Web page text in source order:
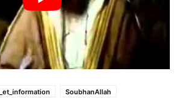
SoubhanAllah